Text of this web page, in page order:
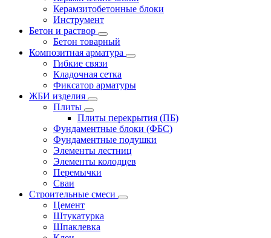
Керамзитобетонные блоки
Инструмент
Бетон и раствор
Бетон товарный
Композитная арматура
Гибкие связи
Кладочная сетка
Фиксатор арматуры
ЖБИ изделия
Плиты
Плиты перекрытия (ПБ)
Фундаментные блоки (ФБС)
Фундаментные подушки
Элементы лестниц
Элементы колодцев
Перемычки
Сваи
Строительные смеси
Цемент
Штукатурка
Шпаклевка